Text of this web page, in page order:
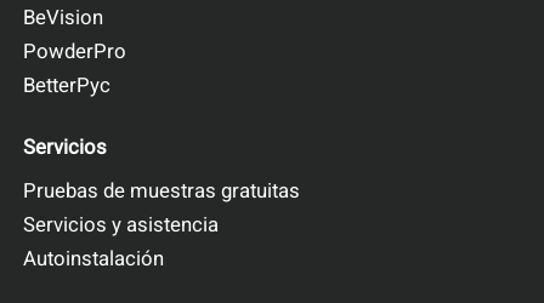
BeVision
PowderPro
BetterPyc
Servicios
Pruebas de muestras gratuitas
Servicios y asistencia
Autoinstalación